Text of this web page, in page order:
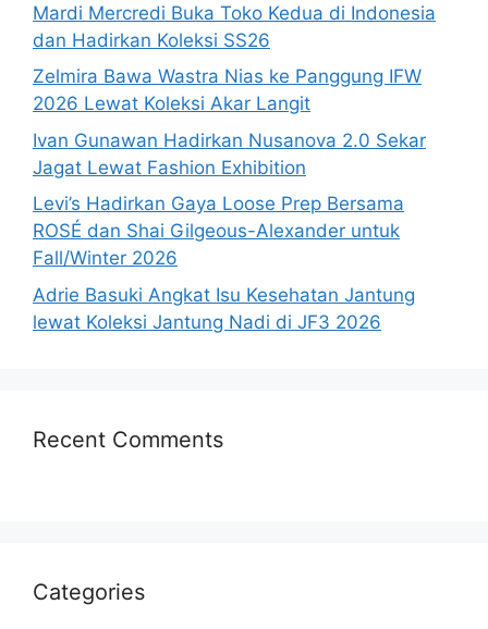
Mardi Mercredi Buka Toko Kedua di Indonesia
dan Hadirkan Koleksi SS26
Zelmira Bawa Wastra Nias ke Panggung IFW
2026 Lewat Koleksi Akar Langit
Ivan Gunawan Hadirkan Nusanova 2.0 Sekar
Jagat Lewat Fashion Exhibition
Levi’s Hadirkan Gaya Loose Prep Bersama
ROSÉ dan Shai Gilgeous-Alexander untuk
Fall/Winter 2026
Adrie Basuki Angkat Isu Kesehatan Jantung
lewat Koleksi Jantung Nadi di JF3 2026
Recent Comments
Categories